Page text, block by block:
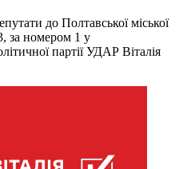
до Полтавської міської
за номером 1 у
партії УДАР Віталія